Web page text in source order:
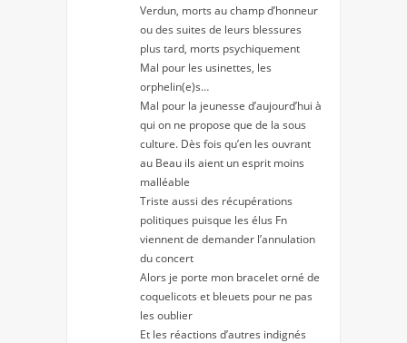
Verdun, morts au champ d’honneur
ou des suites de leurs blessures
plus tard, morts psychiquement
Mal pour les usinettes, les
orphelin(e)s…
Mal pour la jeunesse d’aujourd’hui à
qui on ne propose que de la sous
culture. Dès fois qu’en les ouvrant
au Beau ils aient un esprit moins
malléable
Triste aussi des récupérations
politiques puisque les élus Fn
viennent de demander l’annulation
du concert
Alors je porte mon bracelet orné de
coquelicots et bleuets pour ne pas
les oublier
Et les réactions d’autres indignés